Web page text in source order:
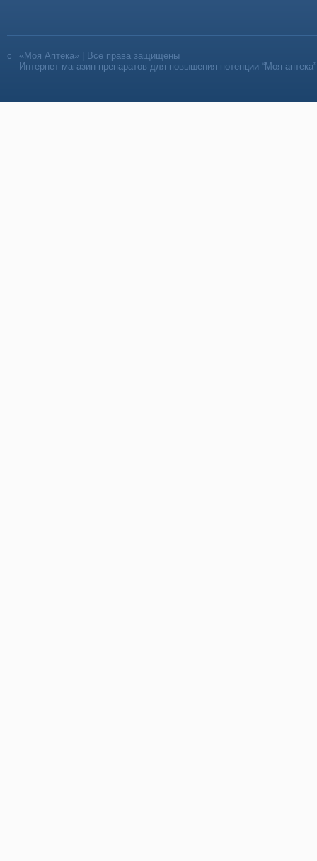
«Моя Аптека» | Все права защищены
Интернет-магазин препаратов для повышения потенции “Моя